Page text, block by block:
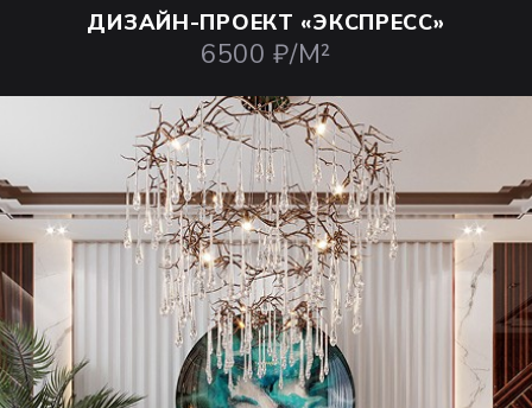
ДИЗАЙН-ПРОЕКТ «ЭКСПРЕСС»
6500 ₽/М²